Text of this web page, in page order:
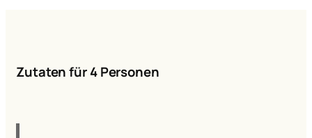
Zutaten für 4 Personen